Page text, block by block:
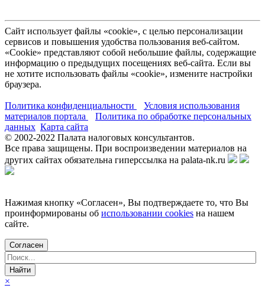
Сайт использует файлы «cookie», с целью персонализации
сервисов и повышения удобства пользования веб-сайтом.
«Cookie» представляют собой небольшие файлы, содержащие
информацию о предыдущих посещениях веб-сайта. Если вы
не хотите использовать файлы «cookie», измените настройки
браузера.
Политика конфиденциальности
Условия использования
материалов портала
Политика по обработке персональных
данных Карта сайта
© 2002-2022 Палата налоговых консультантов.
Все права защищены. При воспроизведении материалов на
других сайтах обязательна гиперссылка на palata-nk.ru
Нажимая кнопку «Согласен», Вы подтверждаете то, что Вы
проинформированы об использовании cookies на нашем
сайте.
Согласен
×